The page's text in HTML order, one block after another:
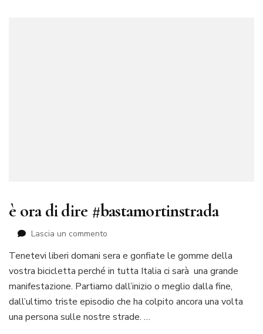
è ora di dire #bastamortinstrada
Lascia un commento
ora
di
dire
#bastamortinstrada
Tenetevi liberi domani sera e gonfiate le gomme della
vostra bicicletta perché in tutta Italia ci sarà una grande
manifestazione. Partiamo dall’inizio o meglio dalla fine,
dall’ultimo triste episodio che ha colpito ancora una volta
una persona sulle nostre strade. …